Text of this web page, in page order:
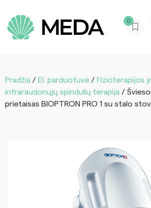
0
Pradžia / El. parduotuvė / Fizioterapijos
infraraudonųjų spindulių terapija /
prietaisas BIOPTRON PRO 1 su stalo